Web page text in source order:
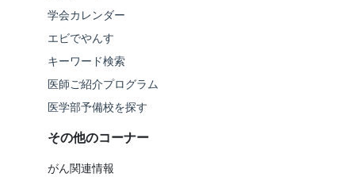
学会カレンダー
エビでやんす
キーワード検索
医師ご紹介プログラム
医学部予備校を探す
その他のコーナー
がん関連情報